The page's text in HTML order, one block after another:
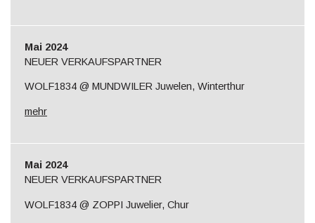
Mai 2024
NEUER VERKAUFSPARTNER
WOLF1834 @ MUNDWILER Juwelen, Winterthur
mehr
Mai 2024
NEUER VERKAUFSPARTNER
WOLF1834 @ ZOPPI Juwelier, Chur